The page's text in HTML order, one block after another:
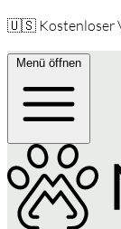
🇺🇸 Kostenloser
Menü öffnen